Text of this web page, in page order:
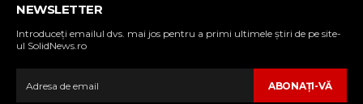
NEWSLETTER
Introduceţi emailul dvs. mai jos pentru a primi ultimele ştiri de pe site-
ul SolidNews.ro
ABONAŢI-VĂ